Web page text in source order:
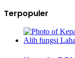
Terpopuler